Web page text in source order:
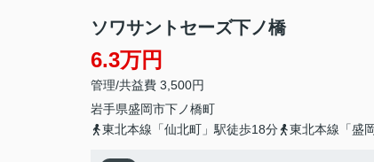
ソワサントセーズ下ノ橋
6.3万円
管理/共益費 3,500円
岩手県盛岡市下ノ橋町
東北本線「仙北町」駅徒歩18分
東北本線「盛